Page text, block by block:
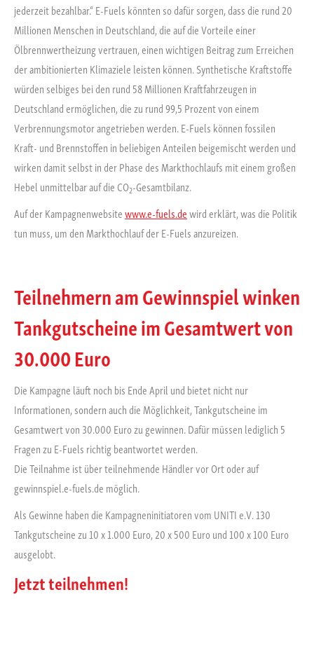
jederzeit bezahlbar.“ E-Fuels könnten so dafür sorgen, dass die rund 20
Millionen Menschen in Deutschland, die auf die Vorteile einer
Ölbrennwertheizung vertrauen, einen wichtigen Beitrag zum Erreichen
der ambitionierten Klimaziele leisten können. Synthetische Kraftstoffe
würden selbiges bei den rund 58 Millionen Kraftfahrzeugen in
Deutschland ermöglichen, die zu rund 99,5 Prozent von einem
Verbrennungsmotor angetrieben werden. E-Fuels können fossilen
Kraft- und Brennstoffen in beliebigen Anteilen beigemischt werden und
wirken damit selbst in der Phase des Markthochlaufs mit einem großen
Hebel unmittelbar auf die CO2-Gesamtbilanz.
Auf der Kampagnenwebsitewww.e-fuels.dewird erklärt, was die Politik
tun muss, um den Markthochlauf der E-Fuels anzureizen.
Teilnehmern am Gewinnspiel winken
Tankgutscheine im Gesamtwert von
30.000 Euro
Die Kampagne läuft noch bis Ende April und bietet nicht nur
Informationen, sondern auch die Möglichkeit, Tankgutscheine im
Gesamtwert von 30.000 Euro zu gewinnen. Dafür müssen lediglich 5
Fragen zu E-Fuels richtig beantwortet werden.
Die Teilnahme ist über teilnehmende Händler vor Ort oder auf
gewinnspiel.e-fuels.de möglich.
Als Gewinne haben die Kampagneninitiatoren vom UNITI e.V. 130
Tankgutscheine zu 10 x 1.000 Euro, 20 x 500 Euro und 100 x 100 Euro
ausgelobt.
Jetzt teilnehmen!